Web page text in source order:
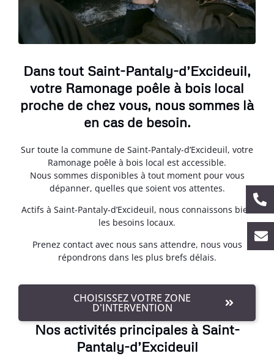
Dans tout Saint-Pantaly-d’Excideuil,
votre Ramonage poêle à bois local
proche de chez vous, nous sommes là
en cas de besoin.
Sur toute la commune de Saint-Pantaly-d’Excideuil, votre
Ramonage poêle à bois local est accessible.
Nous sommes disponibles à tout moment pour vous
dépanner, quelles que soient vos attentes.
Actifs à Saint-Pantaly-d’Excideuil, nous connaissons bien
les besoins locaux.
Prenez contact avec nous sans attendre, nous vous
répondrons dans les plus brefs délais.
CHOISISSEZ VOTRE ZONE
D'INTERVENTION
Nos activités principales à Saint-
Pantaly-d’Excideuil